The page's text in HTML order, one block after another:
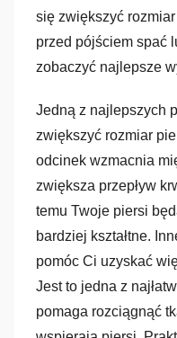
się zwiększyć
przed pójściem spać
zobaczyć najlepsze
Jedną z najlepszych
zwiększyć rozmiar
odcinek wzmacnia
zwiększa przepływ
temu Twoje piersi
bardziej kształtne.
pomóc Ci uzyskać
Jest to jedna z
pomaga rozciągnąć